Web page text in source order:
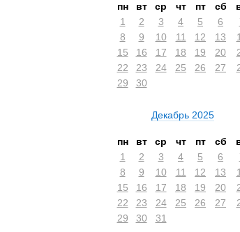
пн вт ср чт пт сб
1
2 3 4 5 6
8
9 10 11 12 13
15
16 17 18 19 20
22
23 24 25 26 27
29
30
Декабрь 2025
пн вт ср чт пт сб
1
2 3 4 5 6
8
9 10 11 12 13
15
16 17 18 19 20
22
23 24 25 26 27
29
30 31